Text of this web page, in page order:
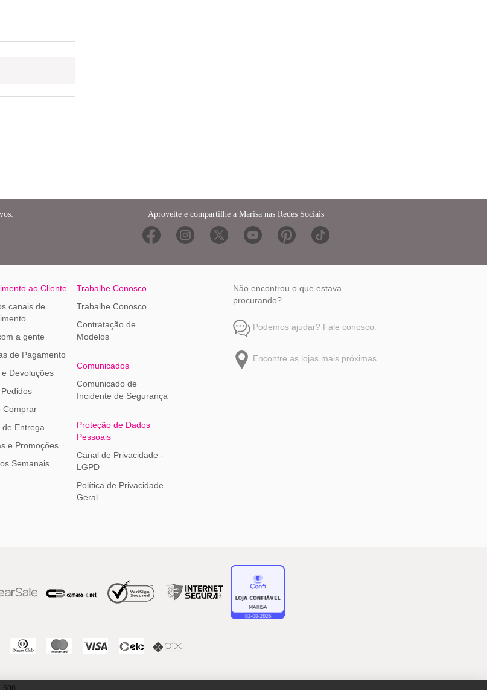
Aproveite e compartilhe a Marisa nas Redes Sociais
Não encontrou o que estava
procurando?
Podemos ajudar? Fale conosco.
Encontre as lojas mais próximas.
ao Cliente
canais de
a gente
de Pagamento
Devoluções
Comprar
de Entrega
e Promoções
Semanais
Trabalhe Conosco
Trabalhe Conosco
Contratação de
Modelos
Comunicados
Comunicado de
Incidente de Segurança
Proteção de Dados
Pessoais
Canal de Privacidade -
LGPD
Política de Privacidade
Geral